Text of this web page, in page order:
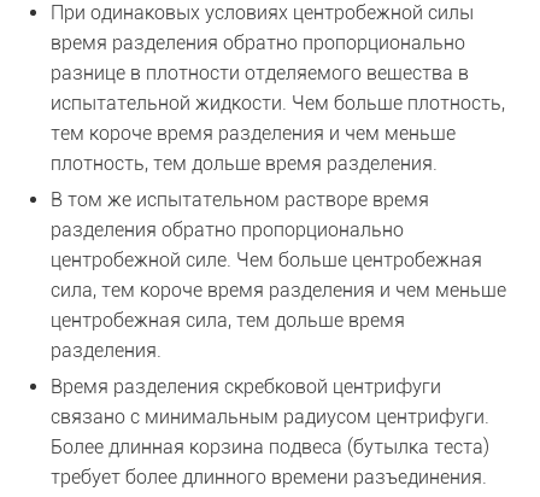
При одинаковых условиях центробежной силы
время разделения обратно пропорционально
разнице в плотности отделяемого вещества в
испытательной жидкости. Чем больше плотность,
тем короче время разделения и чем меньше
плотность, тем дольше время разделения.
В том же испытательном растворе время
разделения обратно пропорционально
центробежной силе. Чем больше центробежная
сила, тем короче время разделения и чем меньше
центробежная сила, тем дольше время
разделения.
Время разделения скребковой центрифуги
связано с минимальным радиусом центрифуги.
Более длинная корзина подвеса (бутылка теста)
требует более длинного времени разъединения.